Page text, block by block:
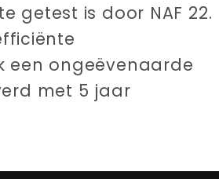
getest is door NAF 22.
een ongeëvenaarde
met 5 jaar